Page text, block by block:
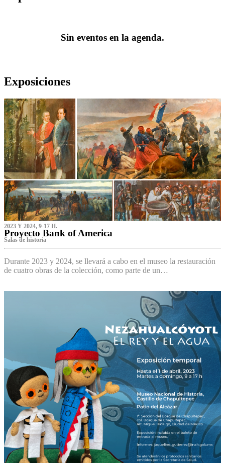
Sin eventos en la agenda.
Exposiciones
2023 Y 2024, 9-17 H.
Proyecto Bank of America
S‌alas de historia
Durante 2023 y 2024, se llevará a cabo en el museo la restauración
de cuatro obras de la colección, como parte de un…